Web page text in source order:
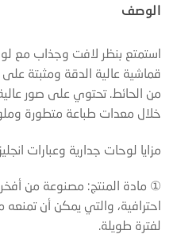
الوصف
استمتع بنظر لافت وجذاب مع
قماشية عالية الدقة ومثبتة
من الحائط. تحتوي على صور
خلال معدات طباعة متطورة
مزايا لوحات جدارية وعبارات
① مادة المنتج: مصنوعة من
احترافية، والتي يمكن أن
لفترة طويلة.